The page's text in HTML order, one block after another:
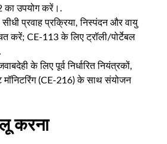
का उपयोग करें।.
सीधी प्रवाह प्रक्रिया, निस्पंदन और वायु
करें; CE-113 के लिए ट्रॉली/पोर्टेबल
के लिए पूर्व निर्धारित नियंत्रकों,
मॉनिटरिंग (CE-216) के साथ संयोजन
करना